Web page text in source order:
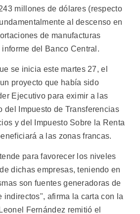
millones de dólares (respecto
al descenso en
de manufacturas
del Banco Central.
se inicia este martes 27, el
proyecto que había sido
Ejecutivo para eximir a las
del Impuesto de Transferencias
y del Impuesto Sobre la Renta
a las zonas francas.
para favorecer los niveles
dichas empresas, teniendo en
son fuentes generadoras de
indirectos", afirma la carta con la
Fernández remitió el